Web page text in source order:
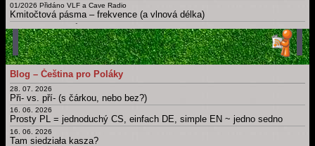
01/2026 Přidáno VLF a Cave Radio
Kmitočtová pásma – frekvence (a vlnová délka)
Certifikáty a osvědčení
02/2025
Slovník: zájmena, příslovce, spojky, ... Krátká, drobná, základní slova česky, polsky a v dalších jazycích
01/2025 Uzupełnieno: Ostatnia Wieczerza
Dny, měsíce, roční období, části dne a další časové slovníky
Archiv novinek
Starší novinky
Blog – Čeština pro Poláky
28. 07. 2026
Při- vs. pří- (s čárkou, nebo bez?)
16. 06. 2026
Prosty PL = jednoduchý CS, einfach DE, simple EN ~ jedno sedno
16. 06. 2026
Tam siedziała kasza?